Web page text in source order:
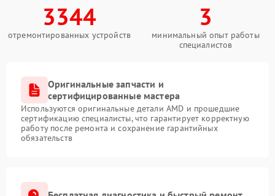
3344
отремонтированных устройств
3
минимальный опыт работы
специалистов
Оригинальные запчасти и
сертифицированные мастера
Используются оригинальные детали AMD и прошедшие
сертификацию специалисты, что гарантирует корректную
работу после ремонта и сохранение гарантийных
обязательств